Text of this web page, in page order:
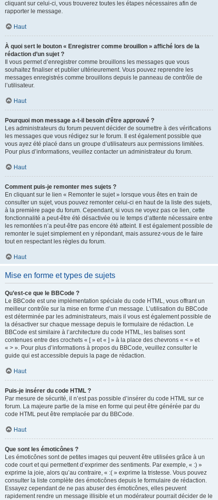
cliquant sur celui-ci, vous trouverez toutes les étapes nécessaires afin de
rapporter le message.
Haut
À quoi sert le bouton « Enregistrer comme brouillon » affiché lors de la
rédaction d’un sujet ?
Il vous permet d’enregistrer comme brouillons les messages que vous
souhaitez finaliser et publier ultérieurement. Vous pouvez reprendre les
messages enregistrés comme brouillons depuis le panneau de contrôle de
l’utilisateur.
Haut
Pourquoi mon message a-t-il besoin d’être approuvé ?
Les administrateurs du forum peuvent décider de soumettre à des vérifications
les messages que vous rédigez sur le forum. Il est également possible que
vous ayez été placé dans un groupe d’utilisateurs aux permissions limitées.
Pour plus d’informations, veuillez contacter un administrateur du forum.
Haut
Comment puis-je remonter mes sujets ?
En cliquant sur le lien « Remonter le sujet » lorsque vous êtes en train de
consulter un sujet, vous pouvez remonter celui-ci en haut de la liste des sujets,
à la première page du forum. Cependant, si vous ne voyez pas ce lien, cette
fonctionnalité a peut-être été désactivée ou le temps d’attente nécessaire entre
les remontées n’a peut-être pas encore été atteint. Il est également possible de
remonter le sujet simplement en y répondant, mais assurez-vous de le faire
tout en respectant les règles du forum.
Haut
Mise en forme et types de sujets
Qu’est-ce que le BBCode ?
Le BBCode est une implémentation spéciale du code HTML, vous offrant un
meilleur contrôle sur la mise en forme d’un message. L’utilisation du BBCode
est déterminée par les administrateurs, mais il vous est également possible de
la désactiver sur chaque message depuis le formulaire de rédaction. Le
BBCode est similaire à l’architecture du code HTML, les balises sont
contenues entre des crochets « [ » et « ] » à la place des chevrons « < » et
« > ». Pour plus d’informations à propos du BBCode, veuillez consulter le
guide qui est accessible depuis la page de rédaction.
Haut
Puis-je insérer du code HTML ?
Par mesure de sécurité, il n’est pas possible d’insérer du code HTML sur ce
forum. La majeure partie de la mise en forme qui peut être générée par du
code HTML peut être remplacée par du BBCode.
Haut
Que sont les émoticônes ?
Les émoticônes sont de petites images qui peuvent être utilisées grâce à un
code court et qui permettent d’exprimer des sentiments. Par exemple, « :) »
exprime la joie, alors qu’au contraire, « :( » exprime la tristesse. Vous pouvez
consulter la liste complète des émoticônes depuis le formulaire de rédaction.
Essayez cependant de ne pas abuser des émoticônes, elles peuvent
rapidement rendre un message illisible et un modérateur pourrait décider de le